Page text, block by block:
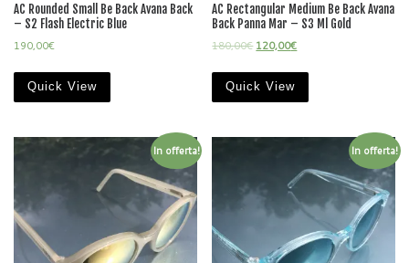
AC Rounded Small Be Back Avana Back
– S2 Flash Electric Blue
190,00€
Quick View
AC Rectangular Medium Be Back Avana
Back Panna Mar – S3 Ml Gold
180,00€ 120,00€
Quick View
In offerta! In offerta!